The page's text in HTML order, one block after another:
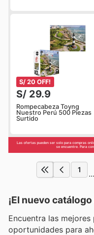
S/ 20 OFF!
S/ 29.9
Rompecabeza Toyng
Nuestro Perú 500 Piezas
Surtido
Las ofertas pueden ser solo para compras
se encuentre. Para
1 ...
¡El nuevo catálogo
Encuentra las